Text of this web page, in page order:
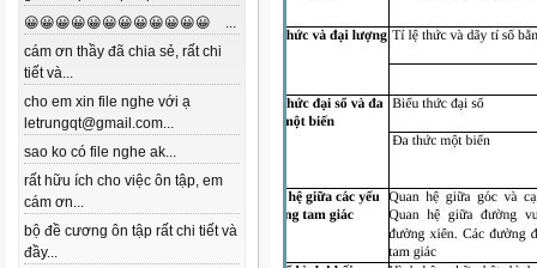
😀😀😀😀😀😀😀😀😀😀😀😀 ...
cám ơn thầy đã chia sẻ, rất chi
tiết và...
cho em xin file nghe với ạ
letrungqt@gmail.com...
sao ko có file nghe ak...
rất hữu ích cho việc ôn tập, em
cám ơn...
bộ đề cương ôn tập rất chi tiết và
đầy...